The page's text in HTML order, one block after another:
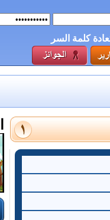
كلمة السر